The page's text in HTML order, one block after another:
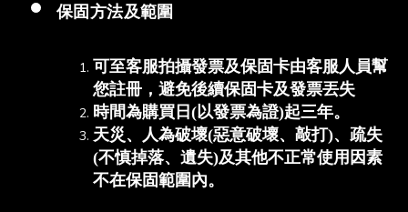
保固方法及範圍
可至客服拍攝發票及保固卡由客服人員幫
您註冊，避免後續保固卡及發票丟失
時間為購買日(以發票為證)起三年。
天災、人為破壞(惡意破壞、敲打)、疏失
(不慎掉落、遺失)及其他不正常使用因素
不在保固範圍內。